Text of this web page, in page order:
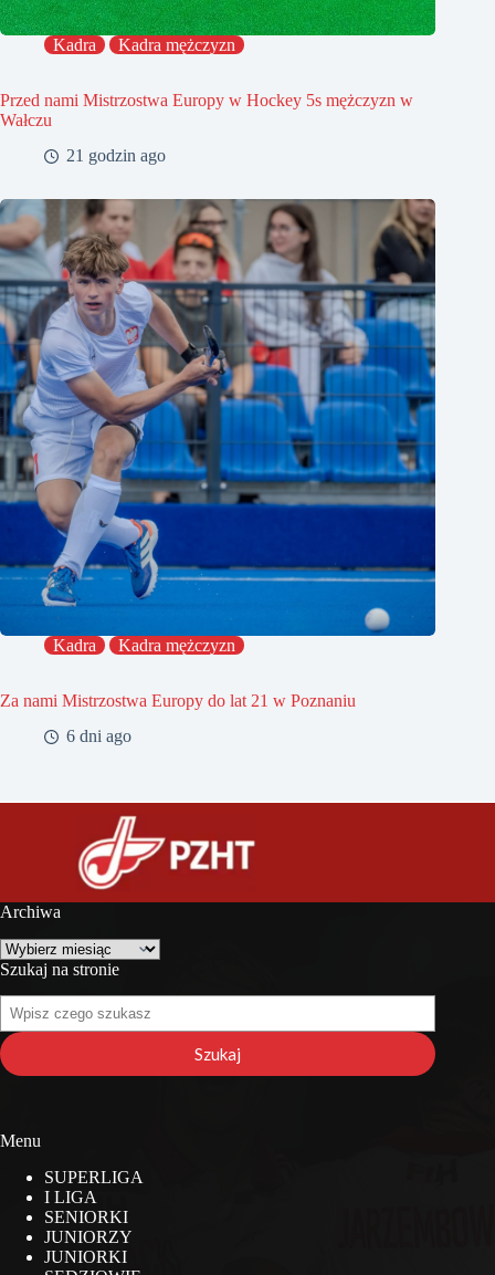
Kadra Kadra mężczyzn
Przed nami Mistrzostwa Europy w Hockey 5s mężczyzn w
Wałczu
21 godzin ago
Kadra Kadra mężczyzn
Za nami Mistrzostwa Europy do lat 21 w Poznaniu
6 dni ago
Archiwa
Archiwa
Szukaj na stronie
Szukaj
na
stronie
Szukaj
Menu
SUPERLIGA
I LIGA
SENIORKI
JUNIORZY
JUNIORKI